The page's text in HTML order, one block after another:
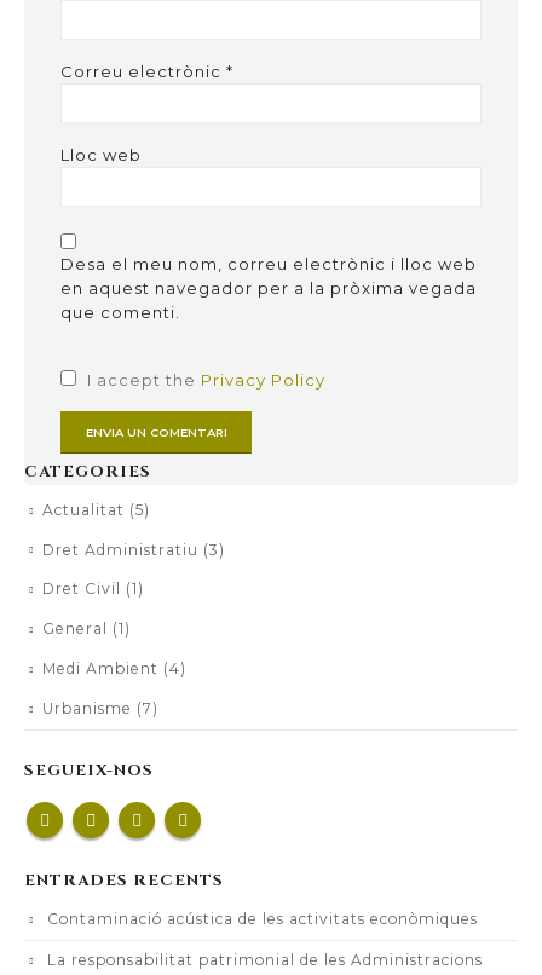
Correu electrònic *
Lloc web
Desa el meu nom, correu electrònic i lloc web
en aquest navegador per a la pròxima vegada
que comenti.
I accept the Privacy Policy
CATEGORIES
Actualitat (5)
Dret Administratiu (3)
Dret Civil (1)
General (1)
Medi Ambient (4)
Urbanisme (7)
SEGUEIX-NOS
ENTRADES RECENTS
Contaminació acústica de les activitats econòmiques
La responsabilitat patrimonial de les Administracions